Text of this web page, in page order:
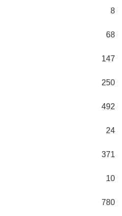
8
68
147
250
492
24
371
10
780